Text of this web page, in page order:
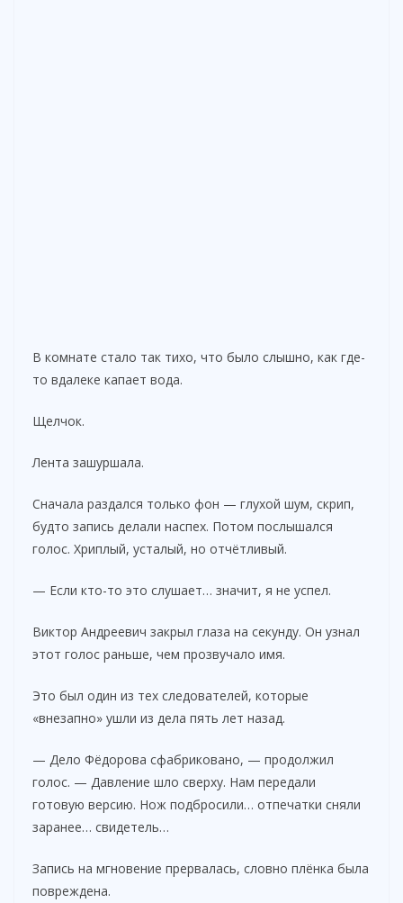
В комнате стало так тихо, что было слышно, как где-
то вдалеке капает вода.
Щелчок.
Лента зашуршала.
Сначала раздался только фон — глухой шум, скрип,
будто запись делали наспех. Потом послышался
голос. Хриплый, усталый, но отчётливый.
— Если кто-то это слушает… значит, я не успел.
Виктор Андреевич закрыл глаза на секунду. Он узнал
этот голос раньше, чем прозвучало имя.
Это был один из тех следователей, которые
«внезапно» ушли из дела пять лет назад.
— Дело Фёдорова сфабриковано, — продолжил
голос. — Давление шло сверху. Нам передали
готовую версию. Нож подбросили… отпечатки сняли
заранее… свидетель…
Запись на мгновение прервалась, словно плёнка была
повреждена.